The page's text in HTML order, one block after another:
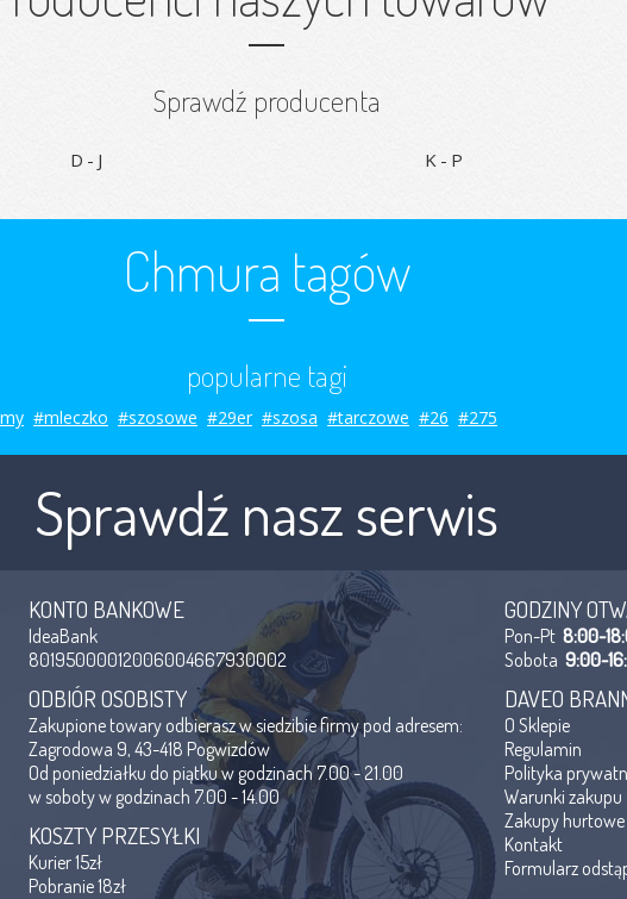
Sprawdź producenta
D-J K-P
Chmura tagów
popularne tagi
#mleczko #szosowe #29er #szosa #tarczowe #26 #275
Sprawdź nasz serwis
KONTO BANKOWE
IdeaBank
80195000012006004667930002
ODBIÓR OSOBISTY
Zakupione towary odbierasz w siedzibie firmy pod adresem:
Zagrodowa 9, 43-418 Pogwizdów
Od poniedziałku do piątku w godzinach 7.00 - 21.00
w soboty w godzinach 7.00 - 14.00
KOSZTY PRZESYŁKI
Kurier 15zł
Pobranie 18zł
GODZINY
Pon-Pt 8:00-
Sobota 9:00-
DAVEO
O Sklepie
Regulamin
Polityka
Warunki zakupu
Zakupy hurtowe
Kontakt
Formularz